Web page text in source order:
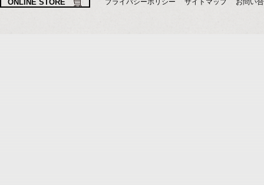
ONLINE STORE プライバシーポリシー サイトマップ お問い